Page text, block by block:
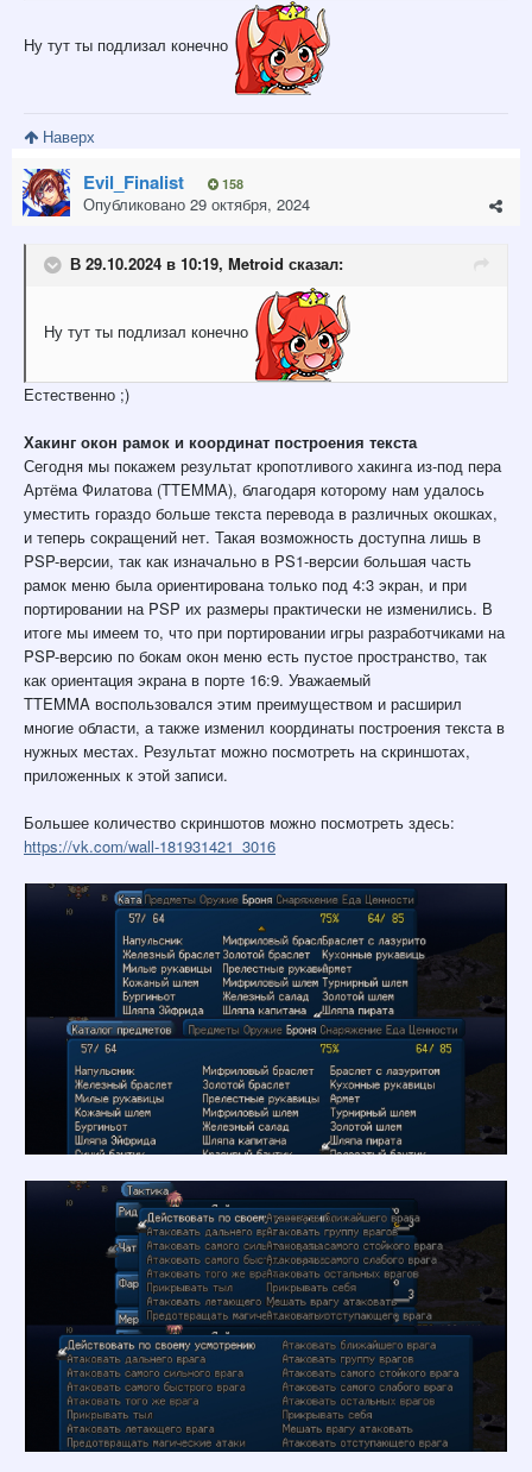
Ну тут ты подлизал конечно
Наверх
Evil_Finalist 158
Опубликовано 29 октября, 2024
В 29.10.2024 в 10:19, Metroid сказал:
Ну тут ты подлизал конечно
Естественно ;)
Хакинг окон рамок и координат построения текста
Сегодня мы покажем результат кропотливого хакинга из-под пера
Артёма Филатова (TTEMMA), благодаря которому нам удалось
уместить гораздо больше текста перевода в различных окошках,
и теперь сокращений нет. Такая возможность доступна лишь в
PSP-версии, так как изначально в PS1-версии большая часть
рамок меню была ориентирована только под 4:3 экран, и при
портировании на PSP их размеры практически не изменились. В
итоге мы имеем то, что при портировании игры разработчиками на
PSP-версию по бокам окон меню есть пустое пространство, так
как ориентация экрана в порте 16:9. Уважаемый
TTEMMA воспользовался этим преимуществом и расширил
многие области, а также изменил координаты построения текста в
нужных местах. Результат можно посмотреть на скриншотах,
приложенных к этой записи.
Большее количество скриншотов можно посмотреть здесь:
https://vk.com/wall-181931421_3016